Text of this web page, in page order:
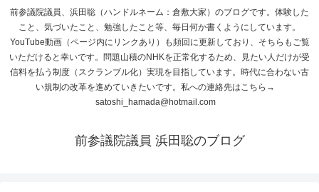
前参議院議員、浜田聡（ハンドルネーム：倉敷大家）のブログです。体験した
こと、気づいたこと、勉強したこと等、毎日何か書くようにしています。
YouTube動画（ページ内にリンクあり）も頻回に更新しており、そちらもご覧
いただけると幸いです。問題山積のNHKを正常化するため、見たい人だけが受
信料を払う制度（スクランブル化）実現を目指しています。時代に合わない古
い規制の改革を進めていきたいです。私への連絡先はこちら→
satoshi_hamada@hotmail.com
前参議院議員 浜田聡のブログ